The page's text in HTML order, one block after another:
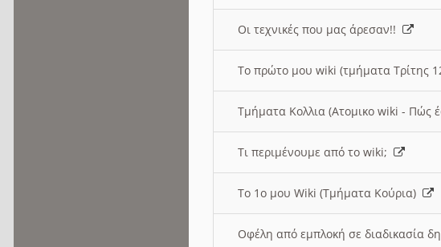
Οι τεχνικές που μας άρεσαν!!
Το πρώτο μου wiki (τμήματα Τρίτης
Τμήματα Κολλια (Ατομικο wiki -
Τι περιμένουμε από το wiki;
Το 1ο μου Wiki (Τμήματα Κούρια)
Οφέλη από εμπλοκή σε διαδικασία